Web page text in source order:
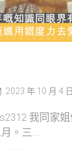
2023 年 10 月 4 日
我同家姐
。三...